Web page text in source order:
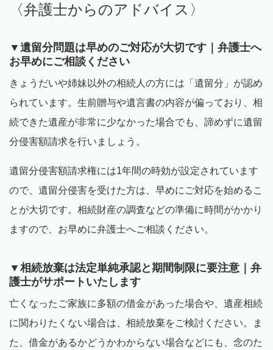
〈弁護士からのアドバイス〉
▼遺留分問題は早めのご対応が大切です｜弁護士へ
お早めにご相談ください
きょうだいや姉妹以外の相続人の方には「遺留分」が認め
られています。生前贈与や遺言書の内容が偏っており、相
続できた遺産が非常に少なかった場合でも、諦めずに遺留
分侵害額請求を行いましょう。
遺留分侵害額請求権には1年間の時効が設定されています
ので、遺留分侵害を受けた方は、早めにご対応を始めるこ
とが大切です。相続財産の調査などの準備に時間がかかり
ますので、お早めに弁護士へご相談ください。
▼相続放棄は法定単純承認と期間制限に要注意｜弁
護士がサポートいたします
亡くなったご家族に多額の借金があった場合や、遺産相続
に関わりたくない場合は、相続放棄をご検討ください。ま
た、借金があるかどうかわからない場合などにも、念のた